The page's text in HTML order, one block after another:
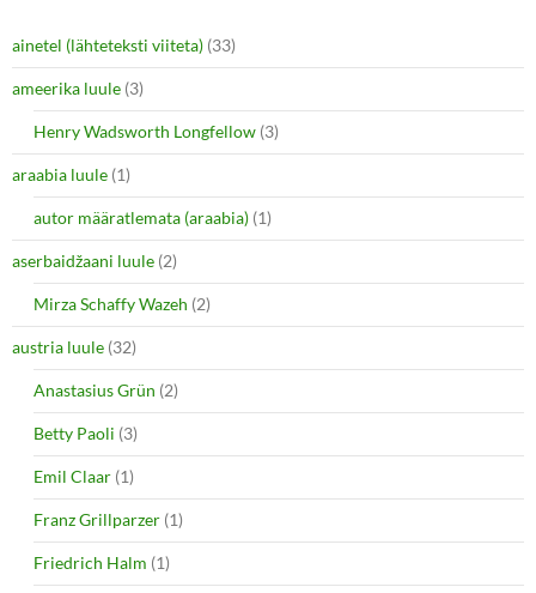
ainetel (lähteteksti viiteta) (33)
ameerika luule (3)
Henry Wadsworth Longfellow (3)
araabia luule (1)
autor määratlemata (araabia) (1)
aserbaidžaani luule (2)
Mirza Schaffy Wazeh (2)
austria luule (32)
Anastasius Grün (2)
Betty Paoli (3)
Emil Claar (1)
Franz Grillparzer (1)
Friedrich Halm (1)